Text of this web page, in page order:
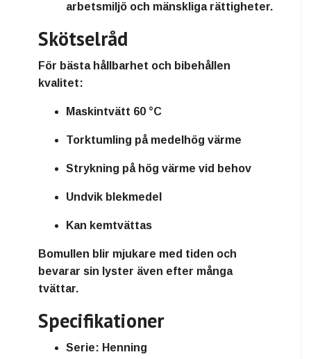
arbetsmiljö och mänskliga rättigheter.
Skötselråd
För bästa hållbarhet och bibehållen
kvalitet:
Maskintvätt 60 °C
Torktumling på medelhög värme
Strykning på hög värme vid behov
Undvik blekmedel
Kan kemtvättas
Bomullen blir mjukare med tiden och
bevarar sin lyster även efter många
tvättar.
Specifikationer
Serie: Henning